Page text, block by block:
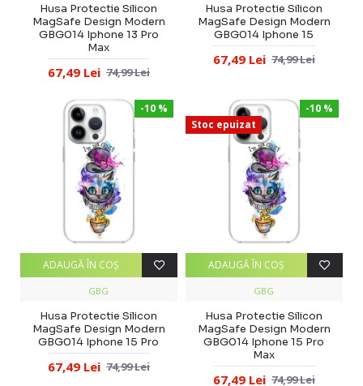
Husa Protectie Silicon
MagSafe Design Modern
GBG014 Iphone 13 Pro
Max
67,49 Lei 74,99 Lei
Husa Protectie Silicon
MagSafe Design Modern
GBG014 Iphone 15
67,49 Lei 74,99 Lei
-10 %
GBG
Husa Protectie Silicon
MagSafe Design Modern
GBG014 Iphone 15 Pro
67,49 Lei 74,99 Lei
ADAUGĂ ÎN COŞ
-10 %
Stoc epuizat
GBG
Husa Protectie Silicon
MagSafe Design Modern
GBG014 Iphone 15 Pro
Max
67,49 Lei 74,99 Lei
ADAUGĂ ÎN COŞ